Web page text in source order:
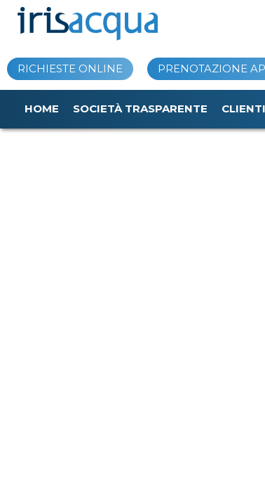
RICHIESTE ONLINE PRENOTAZIONE
HOME SOCIETÀ TRASPARENTE CLIENTI